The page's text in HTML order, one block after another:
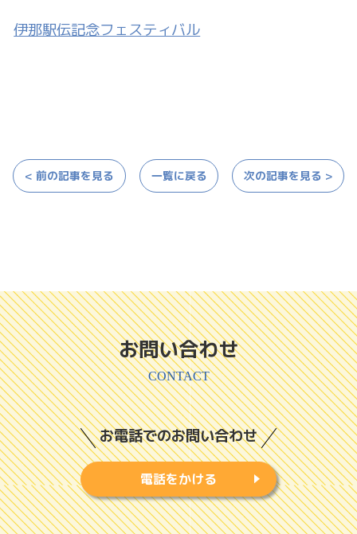
伊那駅伝記念フェスティバル
< 前の記事を見る 一覧に戻る 次の記事を見る >
お問い合わせ
CONTACT
お電話でのお問い合わせ
電話をかける